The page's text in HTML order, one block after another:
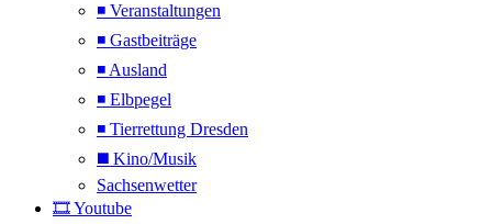
◾ Veranstaltungen
◾ Gastbeiträge
◾ Ausland
◾ Elbpegel
◾ Tierrettung Dresden
◼️ Kino/Musik
Sachsenwetter
🎞️ Youtube